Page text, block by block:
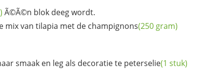
Ã©Ã©n blok deeg wordt.
mix van tilapia met de champignons(250 gram)
smaak en leg als decoratie te peterselie(1 stuk)